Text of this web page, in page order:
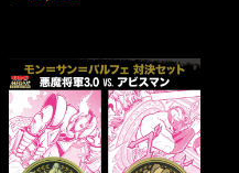
ル(非売品)付